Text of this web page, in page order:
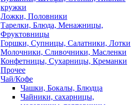
кружки
Ложки, Половники
Тарелки, Блюда, Менажницы,
Фруктовницы
Горшки, Супницы, Салатники, Лотки
Молочники, Сливочники, Масленки
Конфетницы, Сухарницы, Креманки
Прочее
Чай/Кофе
Чашки, Бокалы, Блюдца
Чайники, сахарницы,